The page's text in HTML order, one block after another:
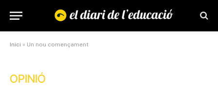
Inici » Un nou començament
OPINIÓ